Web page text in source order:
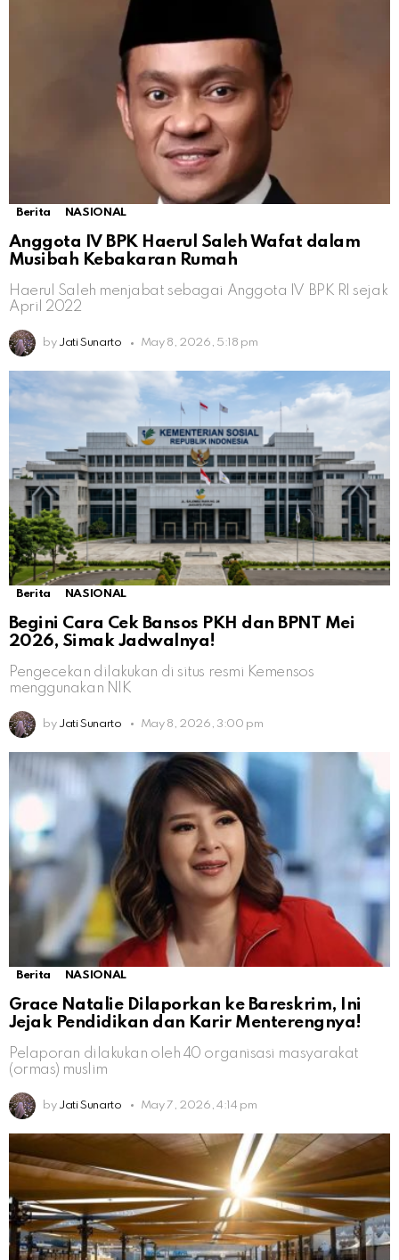
Berita NASIONAL
Anggota IV BPK Haerul Saleh Wafat dalam
Musibah Kebakaran Rumah
Haerul Saleh menjabat sebagai Anggota IV BPK RI sejak
April 2022
by Jati Sunarto May 8, 2026, 5:18 pm
Berita NASIONAL
Begini Cara Cek Bansos PKH dan BPNT Mei
2026, Simak Jadwalnya!
Pengecekan dilakukan di situs resmi Kemensos
menggunakan NIK
by Jati Sunarto May 8, 2026, 3:00 pm
Berita NASIONAL
Grace Natalie Dilaporkan ke Bareskrim, Ini
Jejak Pendidikan dan Karir Menterengnya!
Pelaporan dilakukan oleh 40 organisasi masyarakat
(ormas) muslim
by Jati Sunarto May 7, 2026, 4:14 pm